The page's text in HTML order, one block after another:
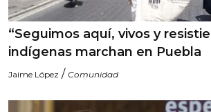
“Seguimos aquí, vivos y
indígenas marchan en Puebla
Jaime López / Comunidad